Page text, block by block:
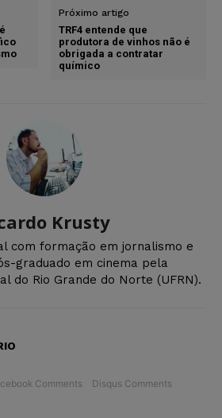
Próximo artigo
TRF4 entende que
produtora de vinhos não é
obrigada a contratar
químico
Krusty
com formação em jornalismo e
graduado em cinema pela
do Rio Grande do Norte (UFRN).
Comments Disqus Comments